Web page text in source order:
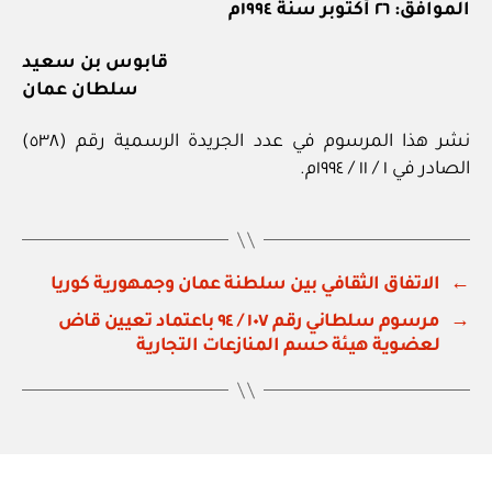
الموافق: ٢٦ أكتوبر سنة ١٩٩٤م
قابوس بن سعيد
سلطان عمان
نشر هذا المرسوم في عدد الجريدة الرسمية رقم (٥٣٨)
الصادر في ١ / ١١ / ١٩٩٤م.
←
الاتفاق الثقافي بين سلطنة عمان وجمهورية كوريا
→
مرسوم سلطاني رقم ١٠٧ / ٩٤ باعتماد تعيين قاض
لعضوية هيئة حسم المنازعات التجارية